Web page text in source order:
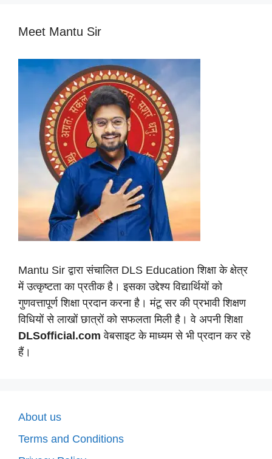
Meet Mantu Sir
Mantu Sir द्वारा संचालित DLS Education शिक्षा के क्षेत्र
में उत्कृष्टता का प्रतीक है। इसका उद्देश्य विद्यार्थियों को
गुणवत्तापूर्ण शिक्षा प्रदान करना है। मंटू सर की प्रभावी शिक्षण
विधियों से लाखों छात्रों को सफलता मिली है। वे अपनी शिक्षा
DLSofficial.com वेबसाइट के माध्यम से भी प्रदान कर रहे
हैं।
About us
Terms and Conditions